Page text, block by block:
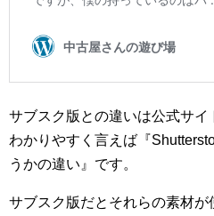
サブスク版との違いは公式サイ
わかりやすく言えば『
うかの違い』です。
サブスク版だとそれらの素材が